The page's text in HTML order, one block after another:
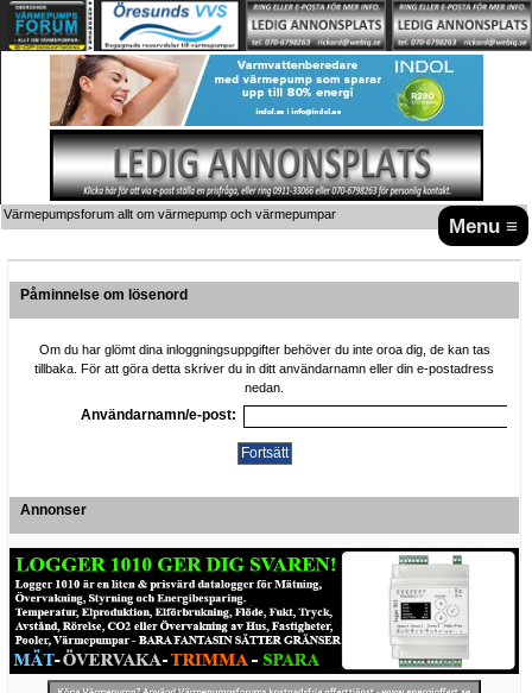
Menu ≡
Värmepumpsforum allt om värmepump och värmepumpar
Påminnelse om lösenord
Om du har glömt dina inloggningsuppgifter behöver du inte oroa dig, de kan tas
tillbaka. För att göra detta skriver du in ditt användarnamn eller din e-postadress
nedan.
Användarnamn/e-post:
Annonser